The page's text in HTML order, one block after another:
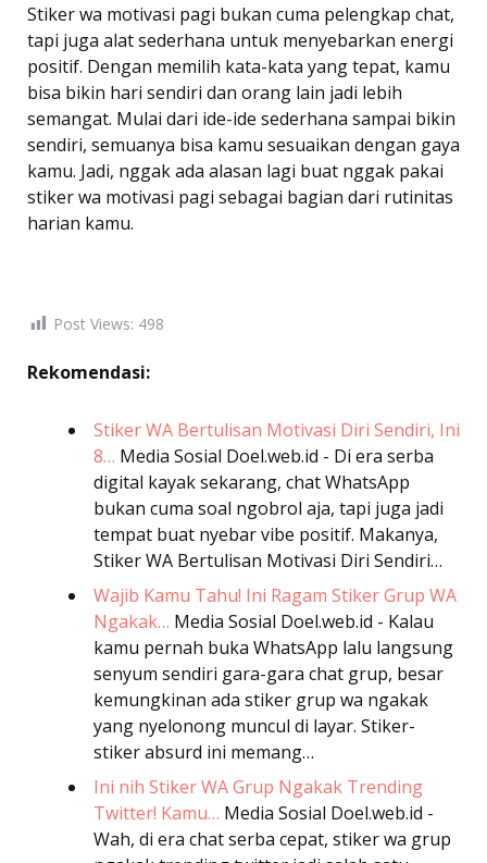
Stiker wa motivasi pagi bukan cuma pelengkap chat,
tapi juga alat sederhana untuk menyebarkan energi
positif. Dengan memilih kata-kata yang tepat, kamu
bisa bikin hari sendiri dan orang lain jadi lebih
semangat. Mulai dari ide-ide sederhana sampai bikin
sendiri, semuanya bisa kamu sesuaikan dengan gaya
kamu. Jadi, nggak ada alasan lagi buat nggak pakai
stiker wa motivasi pagi sebagai bagian dari rutinitas
harian kamu.
Post Views: 498
Rekomendasi:
Stiker WA Bertulisan Motivasi Diri Sendiri, Ini
8… Media Sosial Doel.web.id - Di era serba
digital kayak sekarang, chat WhatsApp
bukan cuma soal ngobrol aja, tapi juga jadi
tempat buat nyebar vibe positif. Makanya,
Stiker WA Bertulisan Motivasi Diri Sendiri…
Wajib Kamu Tahu! Ini Ragam Stiker Grup WA
Ngakak… Media Sosial Doel.web.id - Kalau
kamu pernah buka WhatsApp lalu langsung
senyum sendiri gara-gara chat grup, besar
kemungkinan ada stiker grup wa ngakak
yang nyelonong muncul di layar. Stiker-
stiker absurd ini memang…
Ini nih Stiker WA Grup Ngakak Trending
Twitter! Kamu… Media Sosial Doel.web.id -
Wah, di era chat serba cepat, stiker wa grup